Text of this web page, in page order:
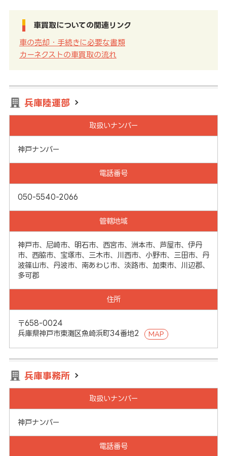
車買取についての関連リンク
車の売却・手続きに必要な書類
カーネクストの車買取の流れ
兵庫陸運部
取扱いナンバー
神戸ナンバー
電話番号
050-5540-2066
管轄地域
神戸市、尼崎市、明石市、西宮市、洲本市、芦屋市、伊丹
市、西脇市、宝塚市、三木市、川西市、小野市、三田市、丹
波篠山市、丹波市、南あわじ市、淡路市、加東市、川辺郡、
多可郡
住所
〒658-0024
兵庫県神戸市東灘区魚崎浜町34番地2
MAP
兵庫事務所
取扱いナンバー
神戸ナンバー
電話番号